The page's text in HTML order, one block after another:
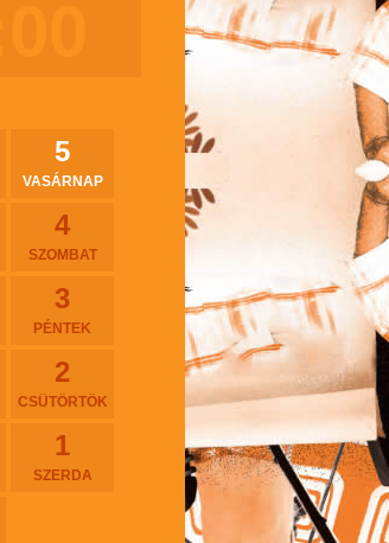
5
VASÁRNAP
4
SZOMBAT
3
PÉNTEK
2
CSÜTÖRTÖK
1
SZERDA